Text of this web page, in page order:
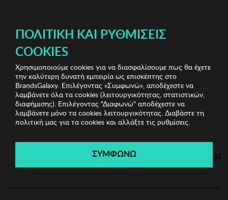
Kenneth Cole Watches Γυναικεία Ρολόγια
Γυναικείο
Ρολόι KCNY
Kenneth Cole Watches
Λήγει σε: 00ημέρες | 00ώρες 00λεπτά 00δευτ.
ΠΟΛΙΤΙΚΉ ΚΑΙ ΡΥΘΜΊΣΕΙΣ
COOKIES
Χρησιμοποιούμε cookies για να διασφαλίσουμε πως θα έχετε
την καλύτερη δυνατή εμπειρία ως επισκέπτης στο
BrandsGalaxy. Επιλέγοντας «Συμφωνώ», αποδέχεστε να
λαμβάνετε όλα τα cookies (λειτουργικότητας, στατιστικών,
διαφήμισης). Επιλέγοντας "Διαφωνώ" αποδέχεστε να
λαμβάνετε μόνο τα cookies λειτουργικότητας. Διαβάστε τη
πολιτική μας για τα cookies και αλλάξτε τις ρυθμίσεις.
ΣΥΜΦΩΝΩ